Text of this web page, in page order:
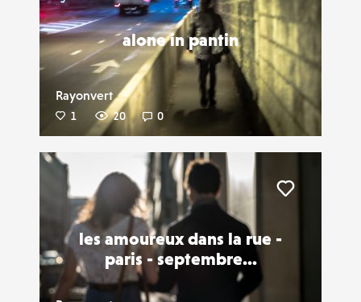
alone in pantin
Rayonvert
1 20 0
les amoureux dans la rue -
paris - septembre...